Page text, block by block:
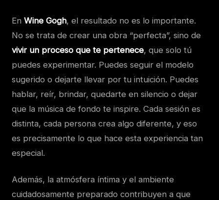
En Wine Gogh, el resultado no es lo importante.
No se trata de crear una obra “perfecta”, sino de
vivir un proceso que te pertenece, que solo tú
puedes experimentar. Puedes seguir el modelo
sugerido o dejarte llevar por tu intuición. Puedes
hablar, reír, brindar, quedarte en silencio o dejar
que la música de fondo te inspire. Cada sesión es
distinta, cada persona crea algo diferente, y eso
es precisamente lo que hace esta experiencia tan
especial.
Además, la atmósfera íntima y el ambiente
cuidadosamente preparado contribuyen a que